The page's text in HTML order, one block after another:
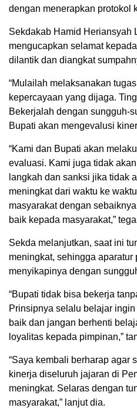
dengan menerapkan protokol
Sekdakab Hamid Heriansyah
mengucapkan selamat
dilantik dan diangkat
“Mulailah melaksanakan
kepercayaan yang dijaga.
Bekerjalah dengan sungguh-
Bupati akan mengevalusi
“Kami dan Bupati akan
evaluasi. Kami juga tidak
langkah dan sanksi jika tidak
meningkat dari waktu ke
masyarakat dengan
baik kepada masyarakat,”
Sekda melanjutkan, saat ini
meningkat, sehingga
menyikapinya dengan
“Bupati tidak bisa bekerja
Prinsipnya selalu belajar
baik dan jangan berhenti
loyalitas kepada pimpinan,”
“Saya kembali berharap agar
kinerja diseluruh jajaran di
meningkat. Selaras dengan
masyarakat,” lanjut dia.